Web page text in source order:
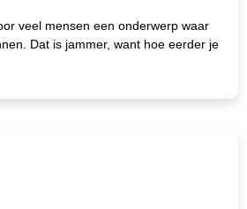
veel mensen een onderwerp waar
Dat is jammer, want hoe eerder je